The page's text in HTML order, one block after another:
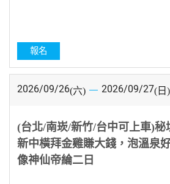
報名
2026/09/26(六) 2026/09/27(日)
(台北/南崁/新竹/台中可上車)秘
新中橫拜金雞賺大錢，泡溫泉
像神仙帝綸二日